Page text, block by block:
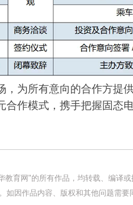
，为所有意向的合作方提
合作模式，携手把握固态
教育网"的所有作品，均转载、编译
如因作品内容、版权和其他问题需